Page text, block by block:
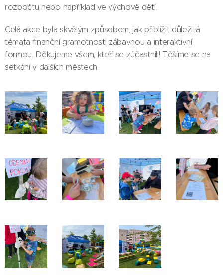
rozpočtu nebo například ve výchově dětí.
Celá akce byla skvělým způsobem, jak přiblížit důležitá
témata finanční gramotnosti zábavnou a interaktivní
formou. Děkujeme všem, kteří se zúčastnili! Těšíme se na
setkání v dalších městech.